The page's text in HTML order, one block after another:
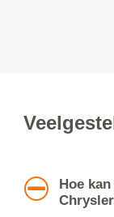
Hoe